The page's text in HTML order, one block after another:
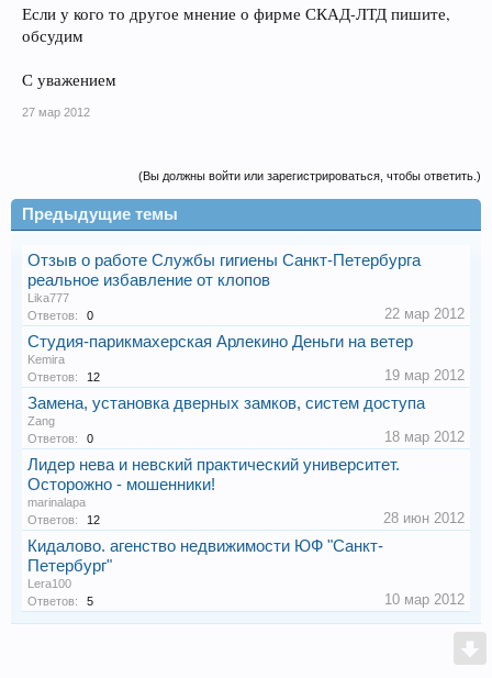
Если у кого то другое мнение о фирме СКАД-ЛТД пишите,
обсудим
С уважением
27 мар 2012
(Вы должны войти или зарегистрироваться, чтобы ответить.)
Предыдущие темы
Отзыв о работе Службы гигиены Санкт-Петербурга
реальное избавление от клопов
Lika777
Ответов:
0 22 мар 2012
Студия-парикмахерская Арлекино Деньги на ветер
Kemira
Ответов:
12 19 мар 2012
Замена, установка дверных замков, систем доступа
Zang
Ответов:
0 18 мар 2012
Лидер нева и невский практический университет.
Осторожно - мошенники!
marinalapa
Ответов:
12 28 июн 2012
Кидалово. агенство недвижимости ЮФ "Санкт-
Петербург"
Lera100
Ответов:
5 10 мар 2012